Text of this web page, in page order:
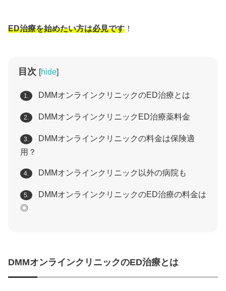
ED治療を始めたい方は必見です ！
目次 [hide]
1. DMMオンラインクリニックのED治療とは
2. DMMオンラインクリニックED治療薬料金
3.
DMMオンラインクリニックの料金は保険適
用？
4. DMMオンラインクリニック以外の病院も
5.
DMMオンラインクリニックのED治療の料金は
◎
DMMオンラインクリニックのED治療とは